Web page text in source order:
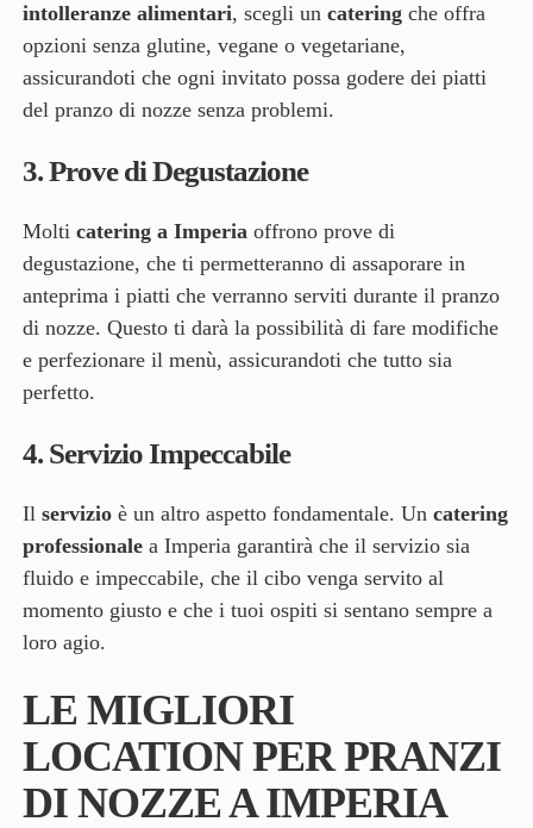
intolleranze alimentari, scegli un cateringche offra
opzioni senza glutine, vegane o vegetariane,
assicurandoti che ogni invitato possa godere dei piatti
del pranzo di nozze senza problemi.
3.Prove di Degustazione
Molti catering a Imperiaoffrono prove di
degustazione, che ti permetteranno di assaporare in
anteprima i piatti che verranno serviti durante il pranzo
di nozze. Questo ti darà la possibilità di fare modifiche
e perfezionare il menù, assicurandoti che tutto sia
perfetto.
4. Servizio Impeccabile
Il servizioè un altro aspetto fondamentale. Un catering
professionalea Imperia garantirà che il servizio sia
fluido e impeccabile, che il cibo venga servito al
momento giusto e che i tuoi ospiti si sentano sempre a
loro agio.
LE MIGLIORI
LOCATION PER PRANZI
DI NOZZE A IMPERIA